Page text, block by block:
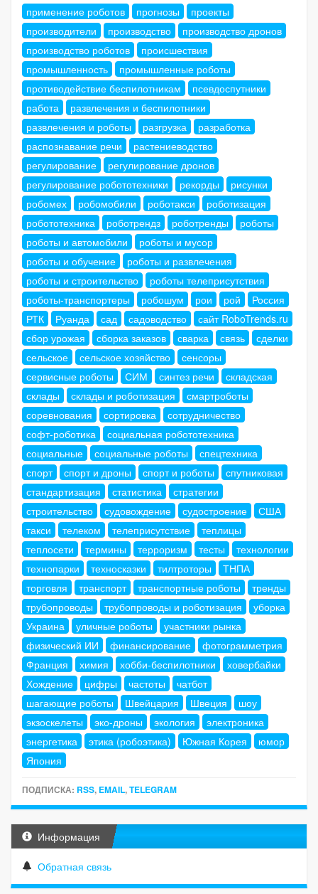
применение роботов
прогнозы
проекты
производители
производство
производство дронов
производство роботов
происшествия
промышленность
промышленные роботы
противодействие беспилотникам
псевдоспутники
работа
развлечения и беспилотники
развлечения и роботы
разгрузка
разработка
распознавание речи
растениеводство
регулирование
регулирование дронов
регулирование робототехники
рекорды
рисунки
робомех
робомобили роботакси
роботизация
робототехника
роботрендз роботренды
роботы
роботы и автомобили
роботы и мусор
роботы и обучение
роботы и развлечения
роботы и строительство
роботы телеприсутствия
роботы-транспортеры
робошум рои рой
Россия
РТК
Руанда сад садоводство
сайт RoboTrends.ru
сбор урожая
сборка заказов сварка связь
сделки
сельское
сельское хозяйство
сенсоры
сервисные роботы
СИМ синтез речи
складская
склады
склады и роботизация
смартроботы
соревнования
сортировка
сотрудничество
софт-роботика
социальная робототехника
социальные
социальные роботы
спецтехника
спорт
спорт и дроны спорт и роботы
спутниковая
стандартизация
статистика
стратегии
строительство
судовождение судостроение
США
такси
телеком телеприсутствие
теплицы
теплосети
термины терроризм тесты
технологии
технопарки
техносказки тилтроторы
ТНПА
торговля
транспорт транспортные роботы
тренды
трубопроводы
трубопроводы и роботизация
уборка
Украина
уличные роботы
участники рынка
физический ИИ
финансирование
фотограмметрия
Франция
химия хобби-беспилотники
ховербайки
Хождение
цифры частоты
чатбот
шагающие роботы
Швейцария Швеция
шоу
экзоскелеты
эко-дроны экология
электроника
энергетика
этика (робоэтика) Южная Корея
юмор
Япония
ПОДПИСКА: RSS, EMAIL,TELEGRAM
Информация
Обратная связь